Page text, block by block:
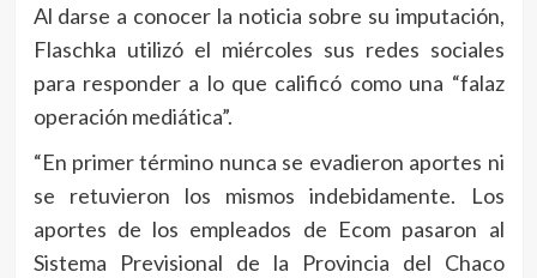
Al darse a conocer la noticia sobre su imputación,
Flaschka utilizó el miércoles sus redes sociales
para responder a lo que calificó como una “falaz
operación mediática”.
“En primer término nunca se evadieron aportes ni
se retuvieron los mismos indebidamente. Los
aportes de los empleados de Ecom pasaron al
Sistema Previsional de la Provincia del Chaco